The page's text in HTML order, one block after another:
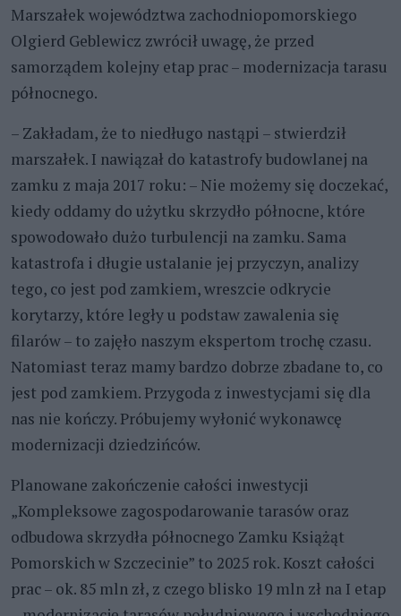
Marszałek województwa zachodniopomorskiego
Olgierd Geblewicz zwrócił uwagę, że przed
samorządem kolejny etap prac – modernizacja tarasu
północnego.
– Zakładam, że to niedługo nastąpi – stwierdził
marszałek. I nawiązał do katastrofy budowlanej na
zamku z maja 2017 roku: – Nie możemy się doczekać,
kiedy oddamy do użytku skrzydło północne, które
spowodowało dużo turbulencji na zamku. Sama
katastrofa i długie ustalanie jej przyczyn, analizy
tego, co jest pod zamkiem, wreszcie odkrycie
korytarzy, które legły u podstaw zawalenia się
filarów – to zajęło naszym ekspertom trochę czasu.
Natomiast teraz mamy bardzo dobrze zbadane to, co
jest pod zamkiem. Przygoda z inwestycjami się dla
nas nie kończy. Próbujemy wyłonić wykonawcę
modernizacji dziedzińców.
Planowane zakończenie całości inwestycji
„Kompleksowe zagospodarowanie tarasów oraz
odbudowa skrzydła północnego Zamku Książąt
Pomorskich w Szczecinie” to 2025 rok. Koszt całości
prac – ok. 85 mln zł, z czego blisko 19 mln zł na I etap